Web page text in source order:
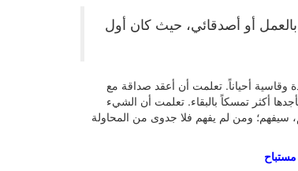
بالعمل أو أصدقائي، حيث كان أول
وقاسية أحياناً. تعلمت أن أعقد صداقة مع
أكثر تمسكاً بالبقاء. تعلمت أن الشيء
سيفهم؛ ومن لم يفهم فلا جدوى من المحاولة